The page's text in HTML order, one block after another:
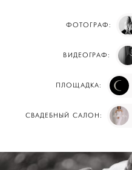
ФОТОГРАФ:
ВИДЕОГРАФ:
ПЛОЩАДКА:
СВАДЕБНЫЙ САЛОН: